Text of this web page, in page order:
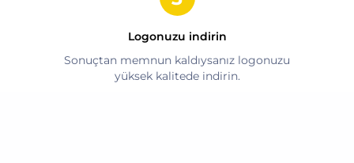
Logonuzu indirin
Sonuçtan memnun kaldıysanız logonuzu
yüksek kalitede indirin.